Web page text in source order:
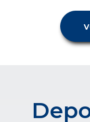
condominial